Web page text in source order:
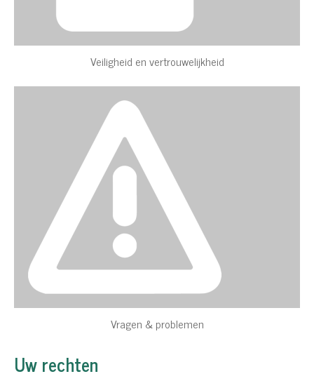
Veiligheid en vertrouwelijkheid
Vragen & problemen
Uw rechten